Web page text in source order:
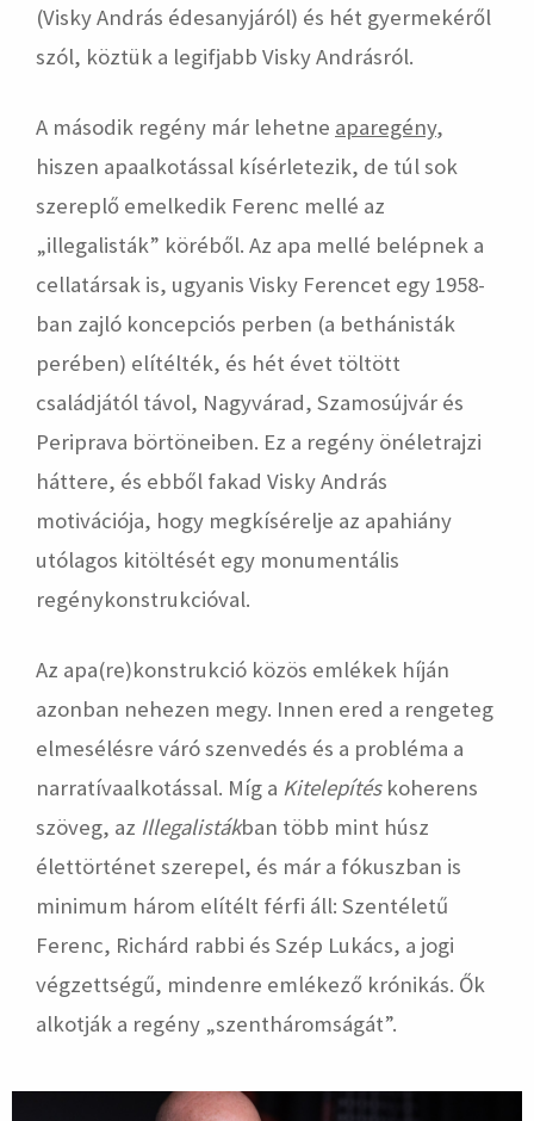
(Visky András édesanyjáról) és hét gyermekéről
szól, köztük a legifjabb Visky Andrásról.
A második regény már lehetne aparegény,
hiszen apaalkotással kísérletezik, de túl sok
szereplő emelkedik Ferenc mellé az
„illegalisták” köréből. Az apa mellé belépnek a
cellatársak is, ugyanis Visky Ferencet egy 1958-
ban zajló koncepciós perben (a bethánisták
perében) elítélték, és hét évet töltött
családjától távol, Nagyvárad, Szamosújvár és
Periprava börtöneiben. Ez a regény önéletrajzi
háttere, és ebből fakad Visky András
motivációja, hogy megkísérelje az apahiány
utólagos kitöltését egy monumentális
regénykonstrukcióval.
Az apa(re)konstrukció közös emlékek híján
azonban nehezen megy. Innen ered a rengeteg
elmesélésre váró szenvedés és a probléma a
narratívaalkotással. Míg a Kitelepítéskoherens
szöveg, az Illegalistákban több mint húsz
élettörténet szerepel, és már a fókuszban is
minimum három elítélt férfi áll: Szentéletű
Ferenc, Richárd rabbi és Szép Lukács, a jogi
végzettségű, mindenre emlékező krónikás. Ők
alkotják a regény „szentháromságát”.